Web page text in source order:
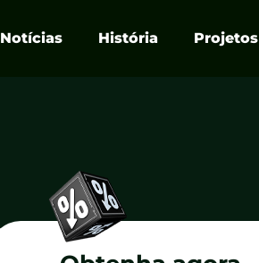
Notícias História Projetos